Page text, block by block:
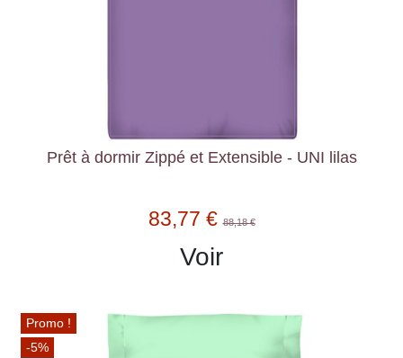
Prêt à dormir Zippé et Extensible - UNI lilas
83,77 €88,18 €
Voir
Promo !
-5%